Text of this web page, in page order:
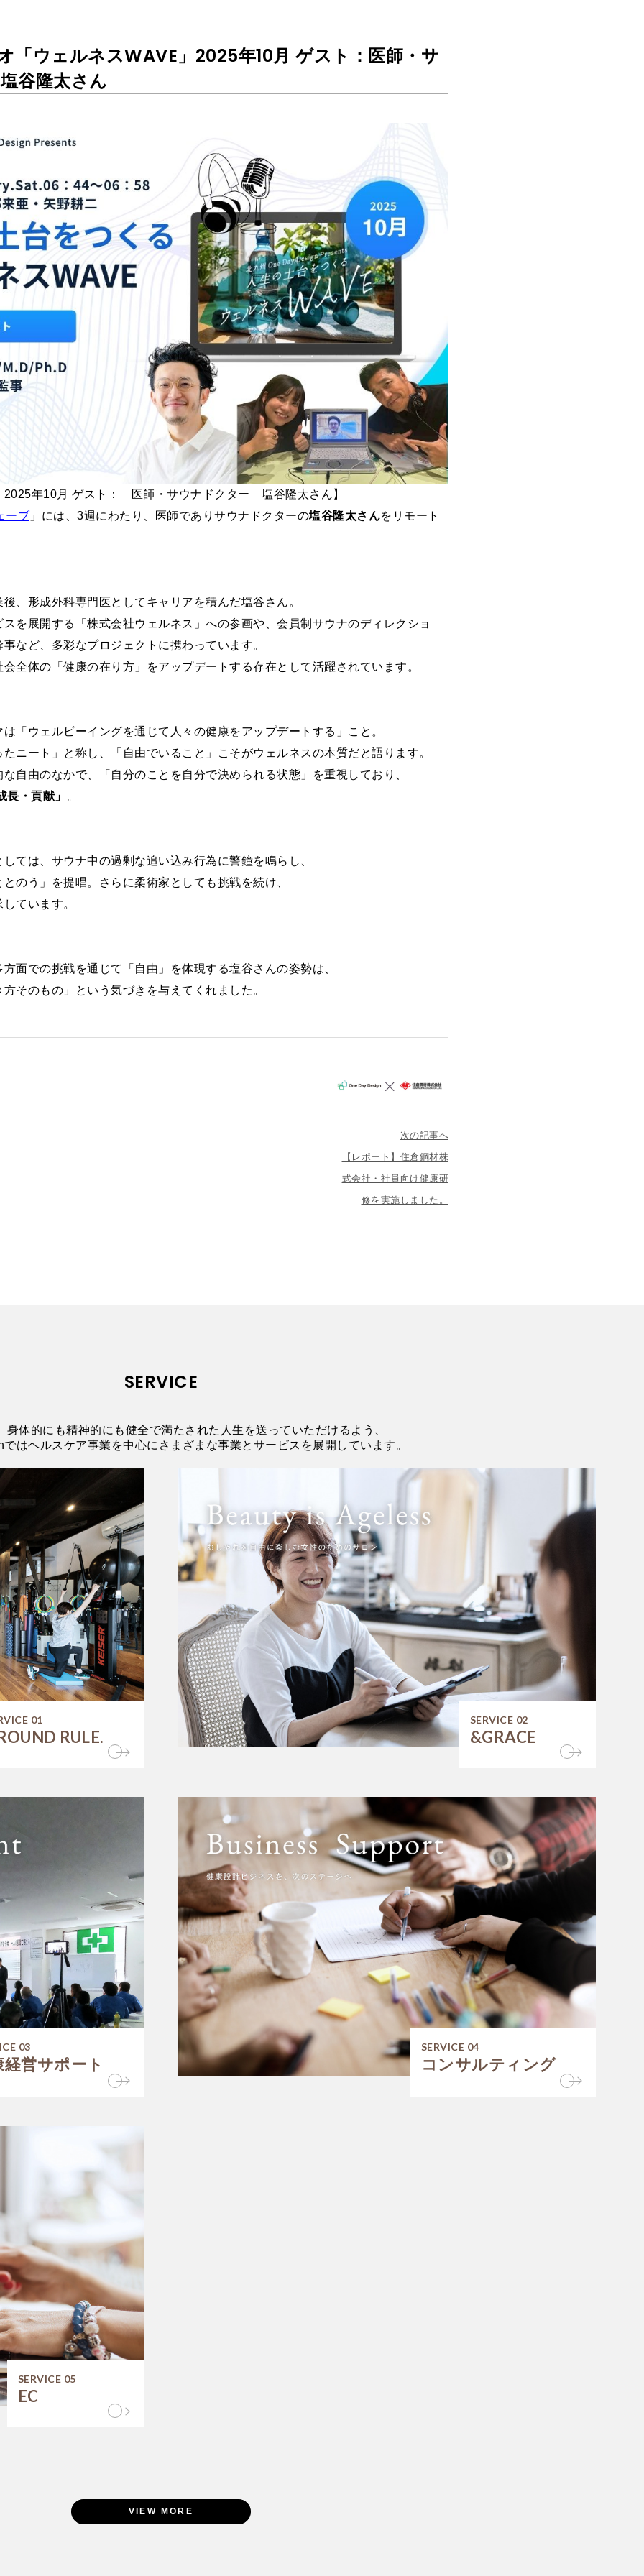
「ウェルネスWAVE」2025年10月 ゲスト：医師・サ
谷隆太さん
2025年10月 ゲスト： 医師・サウナドクター 塩谷隆太さん】
ーブ 」には、 3週にわたり、医師でありサウナドクターの塩谷隆太さんをリモート
、形成外科専門医としてキャリアを積んだ塩谷さん。
を展開する「株式会社ウェルネス」への参画や、会員制サウナのディレクショ
など、多彩なプロジェクトに携わっています。
全体の「健康の在り方」をアップデートする存在として活躍されています。
「ウェルビーイングを通じて人々の健康をアップデートする」こと。
ニート」と称し、「自由でいること」こそがウェルネスの本質だと語ります。
自由のなかで、「自分のことを自分で決められる状態」を重視しており、
長・貢献」
。
ては、サウナ中の過剰な追い込み行為に警鐘を鳴らし、
のう」を提唱。さらに柔術家としても挑戦を続け、
ています。
面での挑戦を通じて「自由」を体現する塩谷さんの姿勢は、
そのもの」という気づきを与えてくれました。
次の記事へ
【レポート】住倉鋼材株
式会社・社員向け健康研
修を実施しました。
SERVICE
身体的にも精神的にも健全で満たされた人生を送っていただけるよう、
はヘルスケア事業を中心にさまざまな事業とサービスを展開しています。
01
RULE.
SERVICE 02
&GRACE
03
経営サポート
SERVICE 04
コンサルティング
SERVICE 05
EC
VIEW MORE